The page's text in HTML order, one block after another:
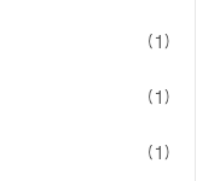
(1)
(1)
(1)